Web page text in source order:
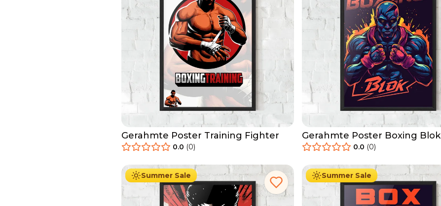
Gerahmte Poster Training Fighter
0.0 (0)
Gerahmte Poster Boxing Blok
0.0 (0)
Summer Sale
Ab 49.90 € 29.90
Summer Sale
Ab 49.90 € 29.90